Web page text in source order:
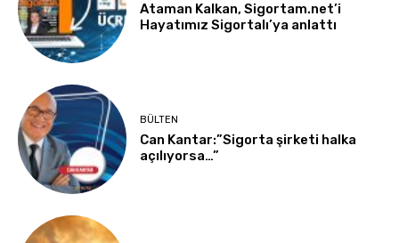
Ataman Kalkan, Sigortam.net’i
Hayatımız Sigortalı’ya anlattı
BÜLTEN
Can Kantar:”Sigorta şirketi halka
açılıyorsa…”